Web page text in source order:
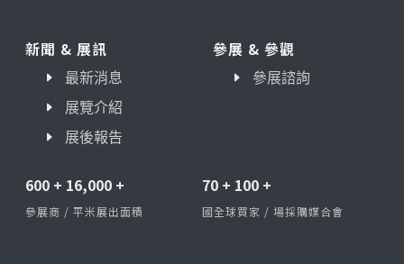
新聞 & 展訊
最新消息
展覽介紹
展後報告
參展 & 參觀
參展諮詢
600 + 16,000 +
參展商 / 平米展出面積
70 + 100 +
國全球買家 / 場採購媒合會